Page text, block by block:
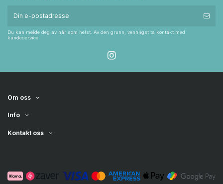
Du kan melde deg av når som helst. Av den grunn, vennligst ta kontakt med
kundeservice
Om oss
Info
Kontakt oss